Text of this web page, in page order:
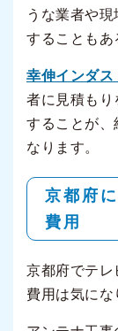
うな業者や
することもあ
幸伸インダス
者に見積もり
することが、
なります。
京都府
費用
京都府でテレ
費用は気にな